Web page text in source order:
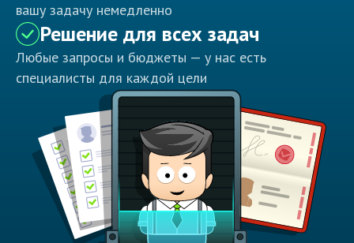
вашу задачу немедленно
Решение для всех задач
Любые запросы и бюджеты — у нас есть
специалисты для каждой цели